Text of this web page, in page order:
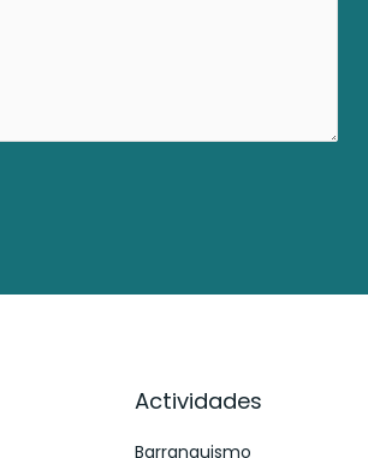
Actividades
Barranquismo